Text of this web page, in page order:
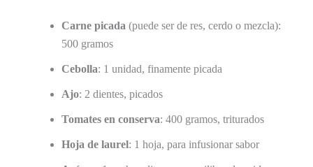
Carne picada (puede ser de res, cerdo o mezcla):
500 gramos
Cebolla: 1 unidad, finamente picada
Ajo: 2 dientes, picados
Tomates en conserva: 400 gramos, triturados
Hoja de laurel: 1 hoja, para infusionar sabor